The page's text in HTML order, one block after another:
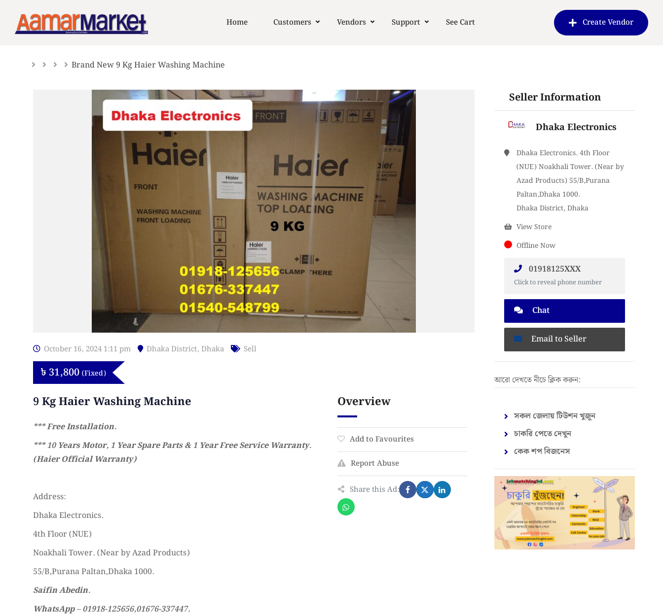
content
Home Customers Vendors Support See Cart Create Vendor
Brand New 9 Kg Haier Washing Machine
October 16, 2024 1:11 pm Dhaka District, Dhaka Sell
৳ 31,800 (Fixed)
9 Kg Haier Washing Machine
*** Free Installation.
*** 10 Years Motor, 1 Year Spare Parts & 1 Year Free Service Warranty.
(Haier Official Warranty)
Address:
Dhaka Electronics.
4th Floor (NUE)
Noakhali Tower. (Near by Azad Products)
55/B,Purana Paltan,Dhaka 1000.
Saifin Abedin.
WhatsApp – 01918-125656,01676-337447.
Overview
Add to Favourites
Report Abuse
Share this Ad:
Seller Information
Dhaka Electronics
Dhaka Electronics. 4th Floor
(NUE) Noakhali Tower. (Near by
Azad Products) 55/B,Purana
Paltan,Dhaka 1000.
Dhaka District, Dhaka
View Store
Offline Now
01918125XXX
Click to reveal phone number
Chat
Email to Seller
আরো দেখতে নীচে ক্লিক করুন:
সকল জেলায় টিউশন খুজুন
চাকরি পেতে দেখুন
কেক শপ বিজনেস